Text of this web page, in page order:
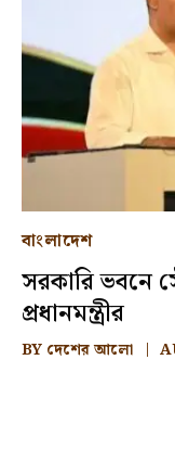
বাংলাদেশ
সরকারি ভবনে
প্রধানমন্ত্রীর
BY দেশের আলো